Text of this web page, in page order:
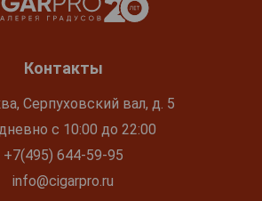
Контакты
Серпуховский вал, д. 5
с 10:00 до 22:00
+7(495) 644-59-95
info@cigarpro.ru